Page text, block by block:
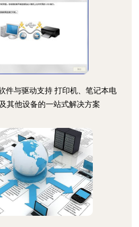
件与驱动支持 打印机、笔记本电
其他设备的一站式解决方案